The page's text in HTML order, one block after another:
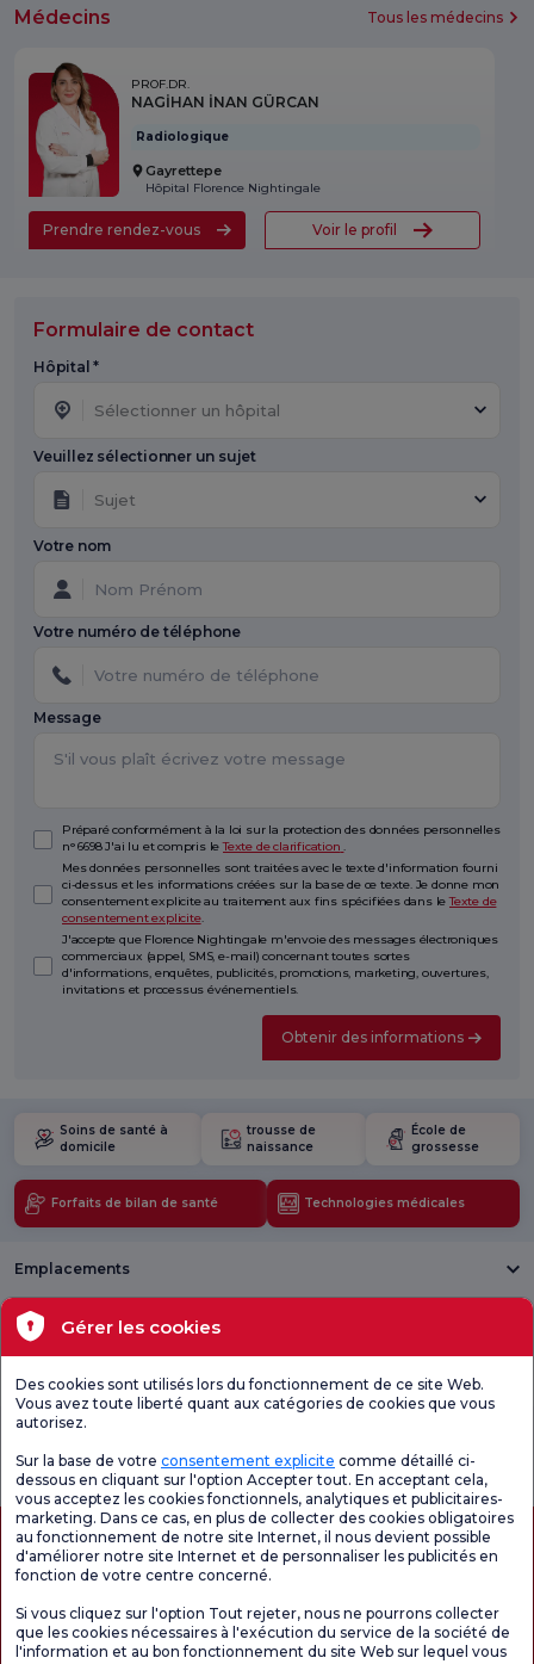
Médecins Tous les médecins
PROF.DR.
NAGİHAN İNAN GÜRCAN
Radiologique
Gayrettepe
Hôpital Florence Nightingale
Prendre rendez-vous Voir le profil
Formulaire de contact
Hôpital *
Sélectionner un hôpital
Veuillez sélectionner un sujet
Sujet
Votre nom
Votre numéro de téléphone
Message
Préparé conformément à la loi sur la protection des données personnelles
n° 6698 J'ai lu et compris leTexte de clarification .
Mes données personnelles sont traitées avec le texte d'information fourni
ci-dessus et les informations créées sur la base de ce texte. Je donne mon
consentement explicite au traitement aux fins spécifiées dans leTexte de
consentement explicite.
J'accepte que Florence Nightingale m'envoie des messages électroniques
commerciaux (appel, SMS, e-mail) concernant toutes sortes
d'informations, enquêtes, publicités, promotions, marketing, ouvertures,
invitations et processus événementiels.
Obtenir des informations
Soins de santé à
domicile
trousse de
naissance
École de
grossesse
Forfaits de bilan de santé Technologies médicales
Emplacements
Santé actuelle
Unités médicales
générale de
satisfaction
questionnaire de
satisfaction.
satisfaction sur
les promotions
Gérer les cookies
Des cookies sont utilisés lors du fonctionnement de ce site Web.
Vous avez toute liberté quant aux catégories de cookies que vous
autorisez.
Sur la base de votre consentement explicite comme détaillé ci-
dessous en cliquant sur l'option Accepter tout. En acceptant cela,
vous acceptez les cookies fonctionnels, analytiques et publicitaires-
marketing. Dans ce cas, en plus de collecter des cookies obligatoires
au fonctionnement de notre site Internet, il nous devient possible
d'améliorer notre site Internet et de personnaliser les publicités en
fonction de votre centre concerné.
Si vous cliquez sur l'option Tout rejeter, nous ne pourrons collecter
que les cookies nécessaires à l'exécution du service de la société de
l'information et au bon fonctionnement du site Web sur lequel vous